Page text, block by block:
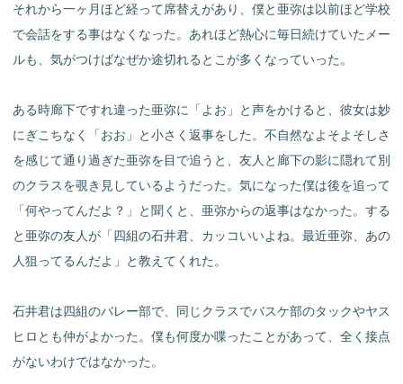
それから一ヶ月ほど経って席替えがあり、僕と亜弥は以前ほど学校
で会話をする事はなくなった。あれほど熱心に毎日続けていたメー
ルも、気がつけばなぜか途切れるとこが多くなっていった。
ある時廊下ですれ違った亜弥に「よお」と声をかけると、彼女は妙
にぎこちなく「おお」と小さく返事をした。不自然なよそよそしさ
を感じて通り過ぎた亜弥を目で追うと、友人と廊下の影に隠れて別
のクラスを覗き見しているようだった。気になった僕は後を追って
「何やってんだよ？」と聞くと、亜弥からの返事はなかった。する
と亜弥の友人が「四組の石井君、カッコいいよね。最近亜弥、あの
人狙ってるんだよ」と教えてくれた。
石井君は四組のバレー部で、同じクラスでバスケ部のタックやヤス
ヒロとも仲がよかった。僕も何度か喋ったことがあって、全く接点
がないわけではなかった。